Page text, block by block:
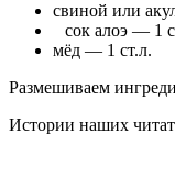
свиной или
сок алоэ — 1
мёд — 1 ст.л.
Размешиваем
Истории наших